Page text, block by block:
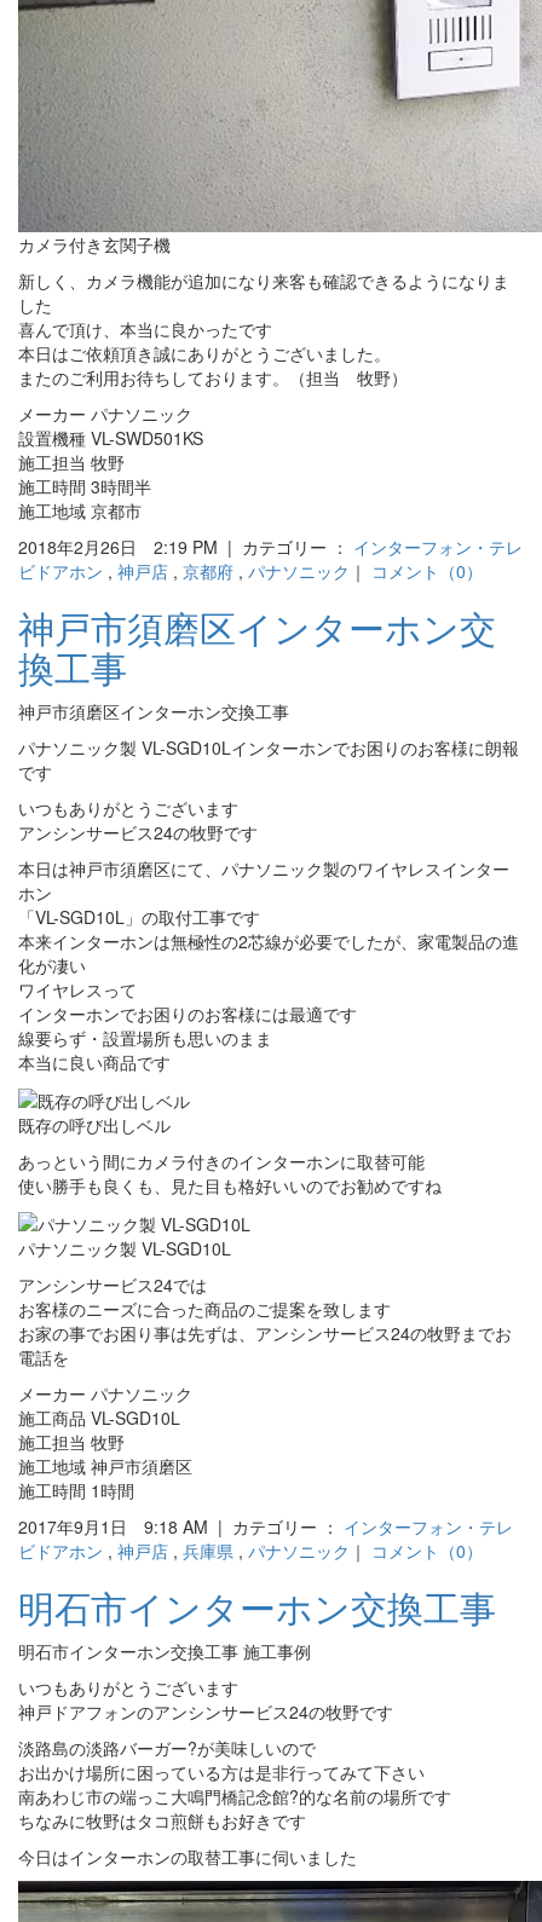
カメラ付き玄関子機
新しく、カメラ機能が追加になり来客も確認できるようになりま
した
喜んで頂け、本当に良かったです
本日はご依頼頂き誠にありがとうございました。
またのご利用お待ちしております。（担当 牧野）
メーカー パナソニック
設置機種 VL-SWD501KS
施工担当 牧野
施工時間 3時間半
施工地域 京都市
2018年2月26日 2:19 PM | カテゴリー ： インターフォン・テレ
ビドアホン , 神戸店 , 京都府 , パナソニック ｜ コメント（0）
神戸市須磨区インターホン交
換工事
神戸市須磨区インターホン交換工事
パナソニック製 VL-SGD10Lインターホンでお困りのお客様に朗報
です
いつもありがとうございます
アンシンサービス24の牧野です
本日は神戸市須磨区にて、パナソニック製のワイヤレスインター
ホン
「VL-SGD10L」の取付工事です
本来インターホンは無極性の2芯線が必要でしたが、家電製品の進
化が凄い
ワイヤレスって
インターホンでお困りのお客様には最適です
線要らず・設置場所も思いのまま
本当に良い商品です
既存の呼び出しベル
あっという間にカメラ付きのインターホンに取替可能
使い勝手も良くも、見た目も格好いいのでお勧めですね
パナソニック製 VL-SGD10L
アンシンサービス24では
お客様のニーズに合った商品のご提案を致します
お家の事でお困り事は先ずは、アンシンサービス24の牧野までお
電話を
メーカー パナソニック
施工商品 VL-SGD10L
施工担当 牧野
施工地域 神戸市須磨区
施工時間 1時間
2017年9月1日 9:18 AM | カテゴリー ： インターフォン・テレ
ビドアホン , 神戸店 , 兵庫県 , パナソニック ｜ コメント（0）
明石市インターホン交換工事
明石市インターホン交換工事 施工事例
いつもありがとうございます
神戸ドアフォンのアンシンサービス24の牧野です
淡路島の淡路バーガー?が美味しいので
お出かけ場所に困っている方は是非行ってみて下さい
南あわじ市の端っこ大鳴門橋記念館?的な名前の場所です
ちなみに牧野はタコ煎餅もお好きです
今日はインターホンの取替工事に伺いました